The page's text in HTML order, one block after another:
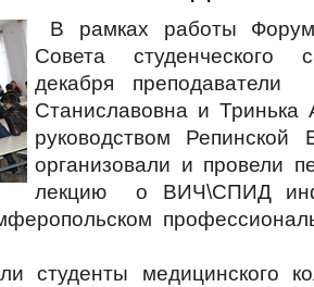
В рамках работы
Совета студенческого
декабря
Станиславовна и Тринька
руководством
организовали и провели
лекцию о ВИЧ\СПИД
студенты медицинского